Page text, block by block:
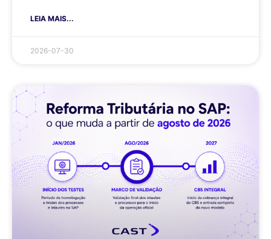
LEIA MAIS...
2026-07-30